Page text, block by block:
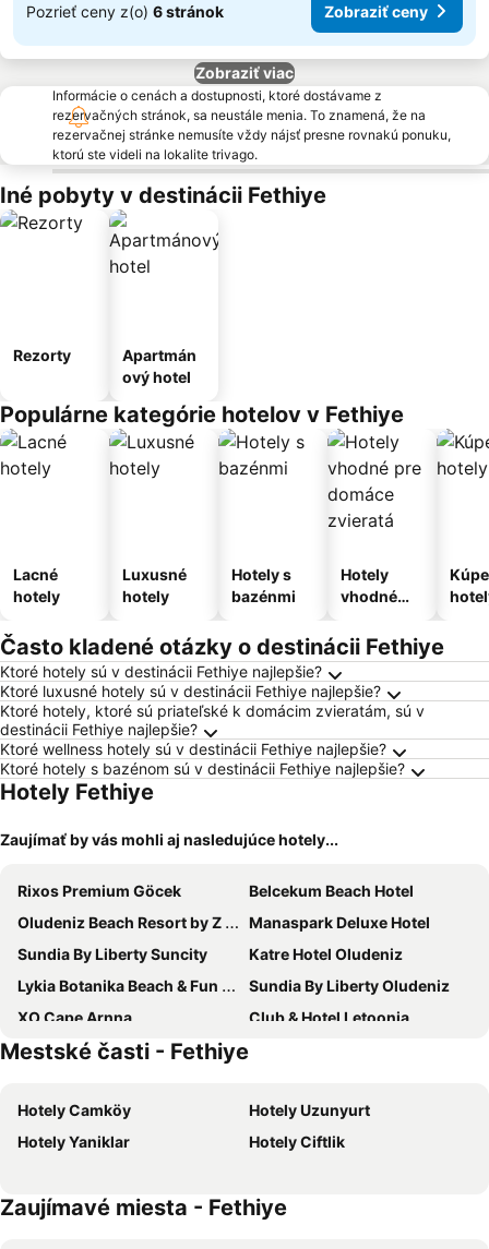
Pozrieť ceny z(o) 6 stránok Zobraziť ceny
Zobraziť viac
Informácie o cenách a dostupnosti, ktoré dostávame z
rezervačných stránok, sa neustále menia. To znamená, že na
rezervačnej stránke nemusíte vždy nájsť presne rovnakú ponuku,
ktorú ste videli na lokalite trivago.
Iné pobyty v destinácii Fethiye
Rezorty
Apartmán
ový hotel
Populárne kategórie hotelov v Fethiye
Lacné
hotely
Luxusné
hotely
Hotely s
bazénmi
Hotely
vhodné
domáce
zvieratá
Často kladené otázky o destinácii Fethiye
Ktoré hotely sú v destinácii Fethiye najlepšie?
Ktoré luxusné hotely sú v destinácii Fethiye najlepšie?
Ktoré hotely, ktoré sú priateľské k domácim zvieratám, sú v
destinácii Fethiye najlepšie?
Ktoré wellness hotely sú v destinácii Fethiye najlepšie?
Ktoré hotely s bazénom sú v destinácii Fethiye najlepšie?
Hotely Fethiye
Zaujímať by vás mohli aj nasledujúce hotely...
Rixos Premium Göcek
Belcekum Beach Hotel
Oludeniz Beach Resort by Z Hotels
Manaspark Deluxe Hotel
Sundia By Liberty Suncity
Katre Hotel Oludeniz
Lykia Botanika Beach & Fun Club
Sundia By Liberty Oludeniz
XO Cape Arnna
Club & Hotel Letoonia
Perdikia Beach
Hotel Unique-Boutique Class - Adults Only
TELMESSOS CİTY HOTEL- Adults Only
Liberty Signa
Liberty Fabay
Akdeniz Beach
Yacht Boheme Hotel-Boutique Class - Adults Only +16
Mestské časti - Fethiye
Hotely Camköy
Hotely Uzunyurt
Hotely Yaniklar
Hotely Ciftlik
Zaujímavé miesta - Fethiye